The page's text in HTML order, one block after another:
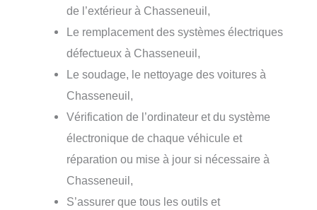
de l’extérieur à Chasseneuil,
Le remplacement des systèmes électriques
défectueux à Chasseneuil,
Le soudage, le nettoyage des voitures à
Chasseneuil,
Vérification de l’ordinateur et du système
électronique de chaque véhicule et
réparation ou mise à jour si nécessaire à
Chasseneuil,
S’assurer que tous les outils et